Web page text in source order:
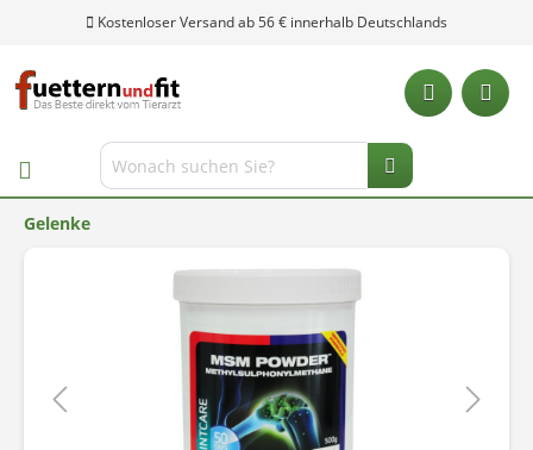
Kostenloser Versand ab 56 € innerhalb Deutschlands
Gelenke